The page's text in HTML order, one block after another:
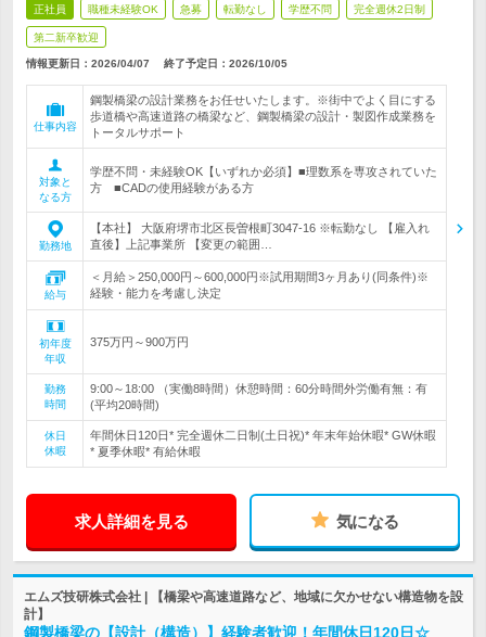
正社員 職種未経験OK 急募 転勤なし 学歴不問 完全週休2日制
第二新卒歓迎
情報更新日：2026/04/07 終了予定日： 2026/10/05
仕事内容
鋼製橋梁の設計業務をお任せいたします。※街中でよく目にする
歩道橋や高速道路の橋梁など、鋼製橋梁の設計・製図作成業務を
トータルサポート
対象と
なる方
学歴不問・未経験OK【いずれか必須】■理数系を専攻されていた
方 ■CADの使用経験がある方
勤務地
【本社】 大阪府堺市北区長曽根町3047-16 ※転勤なし 【雇入れ
直後】上記事業所 【変更の範囲…
給与
＜月給＞250,000円～600,000円※試用期間3ヶ月あり(同条件)※
経験・能力を考慮し決定
初年度
年収
375万円～900万円
勤務
時間
9:00～18:00 （実働8時間）休憩時間：60分時間外労働有無：有
(平均20時間)
休日
休暇
年間休日120日* 完全週休二日制(土日祝)* 年末年始休暇* GW休暇
* 夏季休暇* 有給休暇
求人詳細を見る 気になる
エムズ技研株式会社 | 【橋梁や高速道路など、地域に欠かせない構造物を設
計】
鋼製橋梁の【設計（構造）】経験者歓迎！年間休日120日☆